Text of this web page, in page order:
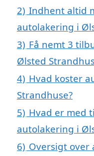
2) Indhent altid
autolakering i
3) Få nemt 3
Ølsted
4) Hvad koster
Strandhuse?
5) Hvad er med
autolakering i
6) Oversigt over